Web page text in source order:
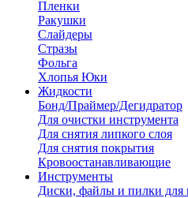
Пленки
Ракушки
Слайдеры
Стразы
Фольга
Хлопья Юки
Жидкости
Бонд/Праймер/Дегидратор
Для очистки инструмента
Для снятия липкого слоя
Для снятия покрытия
Кровоостанавливающие
Инструменты
Диски, файлы и пилки для